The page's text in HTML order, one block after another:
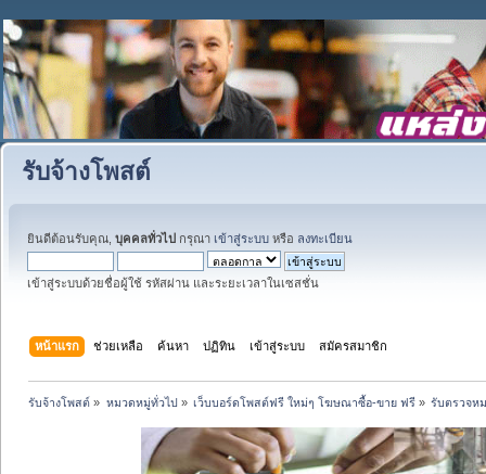
รับจ้างโพสต์
ยินดีต้อนรับคุณ, บุคคลทั่วไป กรุณา เข้าสู่ระบบ หรือ ลงทะเบียน
เข้าสู่ระบบด้วยชื่อผู้ใช้ รหัสผ่าน และระยะเวลาในเซสชั่น
หน้าแรก ช่วยเหลือ ค้นหา ปฏิทิน เข้าสู่ระบบ สมัครสมาชิก
รับจ้างโพสต์ » หมวดหมู่ทั่วไป» เว็บบอร์ดโพสต์ฟรี ใหม่ๆ โฆษณาซื้อ-ขาย ฟรี» รับตรวจห